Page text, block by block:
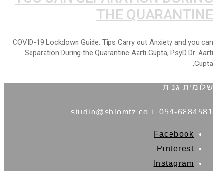
THE QUARANTINE
COVID-19 Lockdown Guide: Tips Carry out Anxiety and you can
Separation During the Quarantine Aarti Gupta, PsyD Dr. Aarti
Gupta,
שלומית גנות
054-6884581 studio@shlomtz.co.il
Facebook
Pinterest
Instagram